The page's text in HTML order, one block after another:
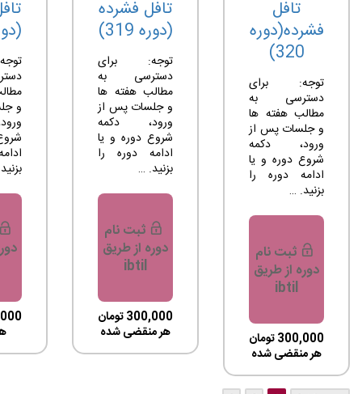
تافل
فشرده(دوره
320)
توجه: برای
دسترسی به
مطالب هفته ها
و جلسات پس از
ورود، دکمه
شروع دوره و یا
ادامه دوره را
بزنید. …
ثبت نام
دوره از طریق
ibtil
300,000تومان
هر منقضی شده
تافل فشرده
(دوره 319)
توجه: برای
دسترسی به
مطالب هفته ها
و جلسات پس از
ورود، دکمه
شروع دوره و یا
ادامه دوره را
بزنید. …
ثبت نام
دوره از طریق
ibtil
300,000تومان
هر منقضی شده
و
هر